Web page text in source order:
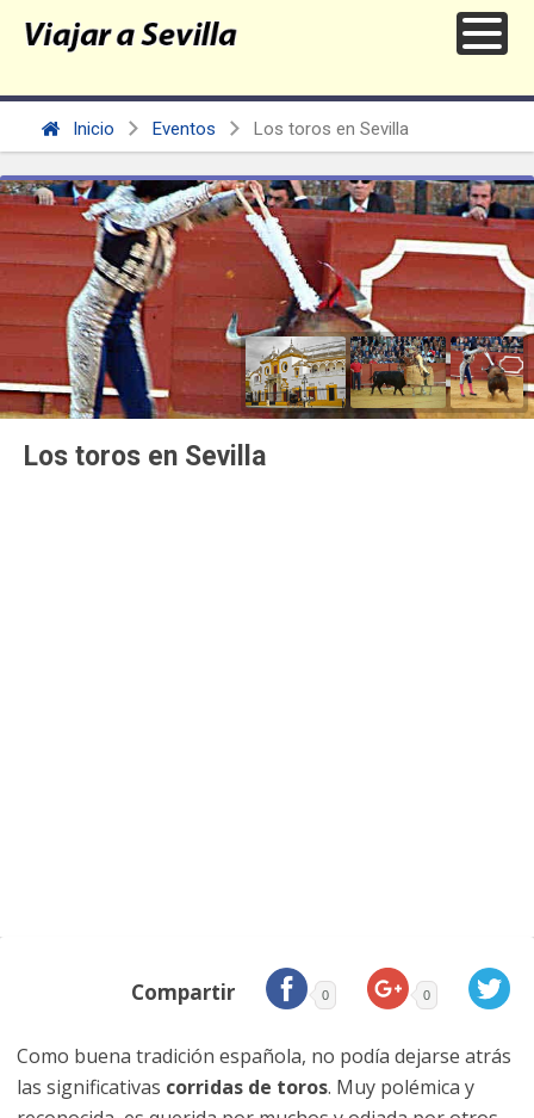
Inicio Eventos Los toros en Sevilla
Los toros en Sevilla
Compartir 0 0
Como buena tradición española, no podía dejarse atrás
las significativas corridas de toros. Muy polémica y